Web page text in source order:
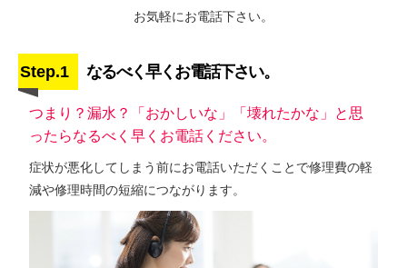
お気軽にお電話下さい。
Step.1 なるべく早くお電話下さい。
つまり？漏水？「おかしいな」「壊れたかな」と思
ったらなるべく早くお電話ください。
症状が悪化してしまう前にお電話いただくことで修理費の軽
減や修理時間の短縮につながります。